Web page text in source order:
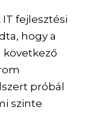
IT fejlesztési
hogy a
következő
próbál
szinte